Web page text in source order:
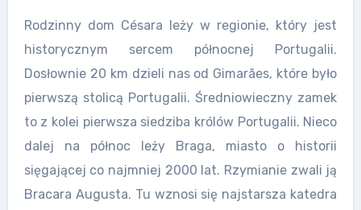
Rodzinny dom Césara leży w regionie, który jest
historycznym sercem północnej Portugalii.
Dosłownie 20 km dzieli nas od Gimarães, które było
pierwszą stolicą Portugalii. Średniowieczny zamek
to z kolei pierwsza siedziba królów Portugalii. Nieco
dalej na północ leży Braga, miasto o historii
sięgającej co najmniej 2000 lat. Rzymianie zwali ją
Bracara Augusta. Tu wznosi się najstarsza katedra